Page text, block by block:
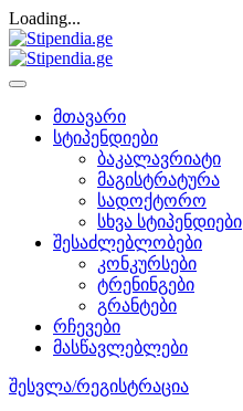
Loading...
მთავარი
სტიპენდიები
ბაკალავრიატი
მაგისტრატურა
სადოქტორო
სხვა სტიპენდიები
შესაძლებლობები
კონკურსები
ტრენინგები
გრანტები
რჩევები
მასწავლებლები
შესვლა/რეგისტრაცია